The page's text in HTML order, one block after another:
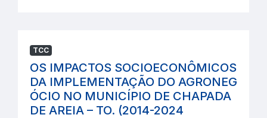
TCC
OS IMPACTOS SOCIOECONÔMICOS
DA IMPLEMENTAÇÃO DO AGRONEG
ÓCIO NO MUNICÍPIO DE CHAPADA
DE AREIA – TO. (2014-2024